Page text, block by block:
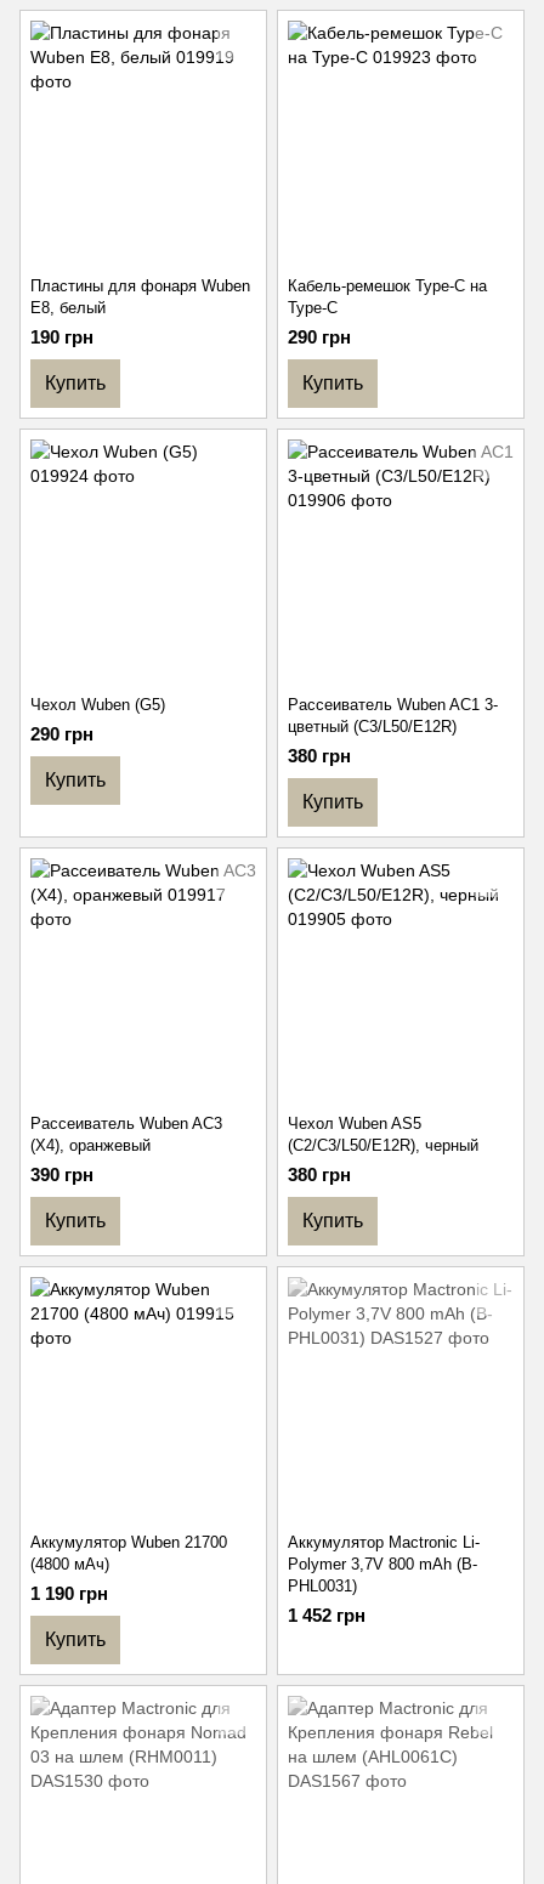
Пластины для фонаря Wuben
E8, белый
190 грн
Купить
Кабель-ремешок Type-C на
Type-C
290 грн
Купить
Чехол Wuben (G5)
290 грн
Купить
Рассеиватель Wuben AC1 3-
цветный (C3/L50/E12R)
380 грн
Купить
Рассеиватель Wuben AC3
(X4), оранжевый
390 грн
Купить
Чехол Wuben AS5
(C2/C3/L50/E12R), черный
380 грн
Купить
Аккумулятор Wuben 21700
(4800 мАч)
1 190 грн
Купить
Аккумулятор Mactronic Li-
Polymer 3,7V 800 mAh (B-
PHL0031)
1 452 грн